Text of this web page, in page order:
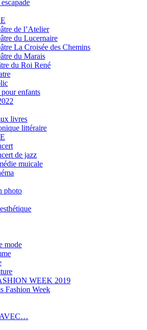
de l’Atelier
du Lucernaire
La Croisée des Chemins
du Marais
du Roi René
pour enfants
livres
littéraire
de jazz
muicale
photo
mode
WEEK 2019
Fashion Week